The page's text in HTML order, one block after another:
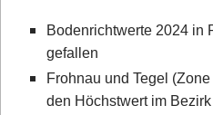
Bodenrichtwerte 2024 in
gefallen
Frohnau und Tegel
den Höchstwert im